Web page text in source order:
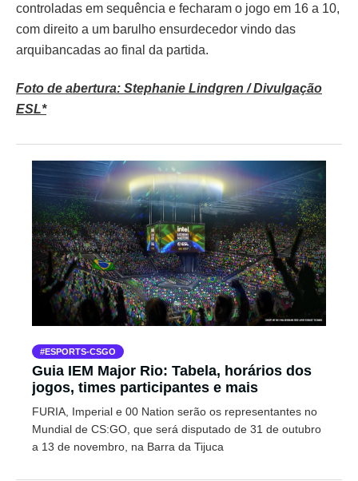
controladas em sequência e fecharam o jogo em 16 a 10,
com direito a um barulho ensurdecedor vindo das
arquibancadas ao final da partida.
Foto de abertura: Stephanie Lindgren / Divulgação
ESL*
ESPORTS-CSGO
Guia IEM Major Rio: Tabela, horários dos
jogos, times participantes e mais
FURIA, Imperial e 00 Nation serão os representantes no
Mundial de CS:GO, que será disputado de 31 de outubro
a 13 de novembro, na Barra da Tijuca